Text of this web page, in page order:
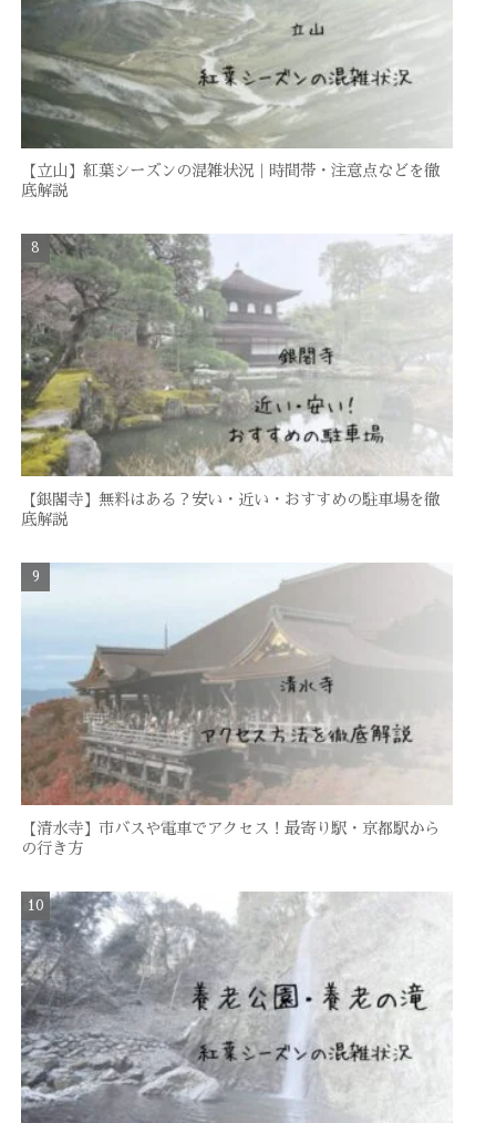
【立山】紅葉シーズンの混雑状況｜時間帯・注意点などを徹
底解説
【銀閣寺】無料はある？安い・近い・おすすめの駐車場を徹
底解説
【清水寺】市バスや電車でアクセス！最寄り駅・京都駅から
の行き方